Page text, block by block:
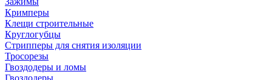
Кримперы
Клещи строительные
Круглогубцы
Стрипперы для снятия изоляции
Тросорезы
Гвоздодеры и ломы
Гвоздодеры